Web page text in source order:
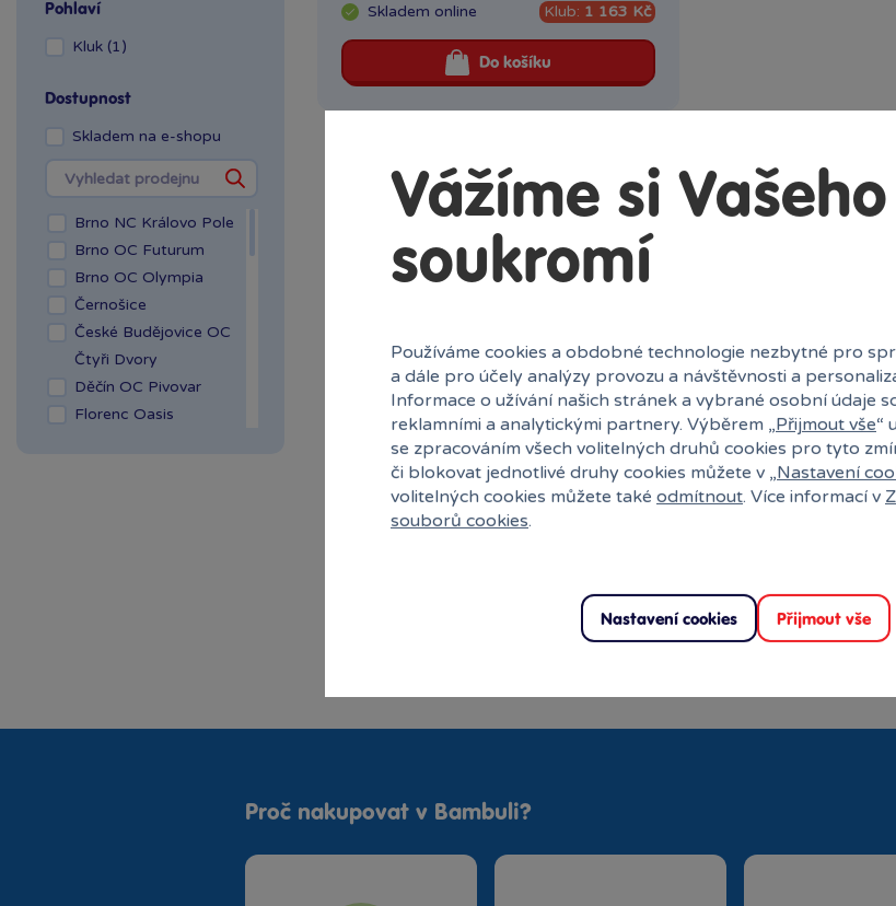
Pohlaví
Kluk (1)
Dostupnost
Skladem na e-shopu
Brno NC Královo Pole
Brno OC Futurum
Brno OC Olympia
Černošice
České Budějovice OC
Čtyři Dvory
Děčín OC Pivovar
Florenc Oasis
Skladem online Klub: 1 163 Kč
Do košíku
Proč nakupovat v Bambuli?
Vážíme si Vašeho
soukromí
Používáme cookies a obdobné technologie nezbytné pro
a dále pro účely analýzy provozu a návštěvnosti a
Informace o užívání našich stránek a vybrané osobní údaje
reklamními a analytickými partnery. Výběrem „Přijmout vše“
se zpracováním všech volitelných druhů cookies pro tyto
či blokovat jednotlivé druhy cookies můžete v „Nastavení
volitelných cookies můžete také odmítnout. Více informací v
souborů cookies.
Nastavení cookies Přijmout vše